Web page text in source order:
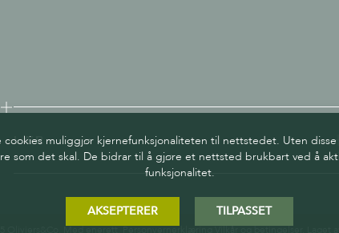
LÆR
Oliviers&Co. Med enerett.PersonvernerklæringVilkår og betingelser
muliggjør kjernefunksjonaliteten til nettstedet. Uten disse
som det skal. De bidrar til å gjøre et nettsted brukbart ved å
funksjonalitet.
AKSEPTERER TILPASSET